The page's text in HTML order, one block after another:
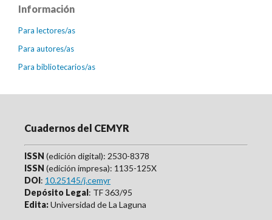
Información
Para lectores/as
Para autores/as
Para bibliotecarios/as
Cuadernos del CEMYR
ISSN (edición digital): 2530-8378
ISSN (edición impresa): 1135-125X
DOI: 10.25145/j.cemyr
Depósito Legal: TF 363/95
Edita:Universidad de La Laguna